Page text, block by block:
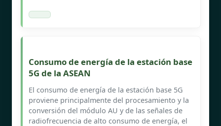
Consumo de energía de la estación base
5G de la ASEAN
El consumo de energía de la estación base 5G
proviene principalmente del procesamiento y la
conversión del módulo AU y de las señales de
radiofrecuencia de alto consumo de energía, el